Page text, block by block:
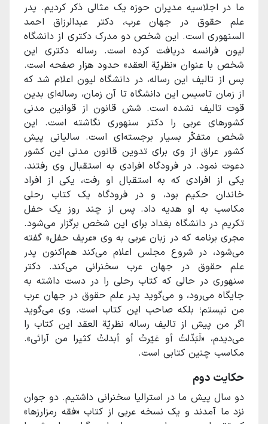
ما در اجلاسیه مدیران حوزه یک مثالی ذکر کردیم. پدر
علم حقوق در جهان عرب، دکتر عبدالرزاق احمد
السنهوری است. این شخص دو مدرک دکتری از دانشگاه
لیون فرانسه دریافت کرده است. رساله دکتری این
شخص با عنوان «نظریّة العقد» حدود هزار صفحه است.
پس از تالیف این رساله، در دانشگاه لیون اعلام شد که
از زمان تاسیس این دانشگاه تا آن زمان، رساله‌ای بدین
قوت تالیف نشده است. شش قانون از قوانین مدنی
کشورهای عربی را دکتر سنهوری نگاشته است. این
شخص متفکّر بسیار برجسته‌ای است. سالیانی پیش
کشور عراق از وی برای تدوین قانون مدنی این کشور
دعوت نمود. در فرودگاه افرادی به استقبال وی رفتند.
یکی از افرادی که به استقبال او رفت، یکی از افراد
خاندان حکیم بود، و در فرودگاه یک کتاب رحلی
مکاسب به او هدیه داد. پس از چند روز یک حفل
تکریم در دانشگاه بغداد برای این شخص برگزار می‌شود.
مجری برنامه که در زبان عربی به وی «عریف حفل» گفته
می‌شود، در شروع مجلس اعلام می‌کند هم‌اکنون پدر
علم حقوق در جهان عرب سخنرانی می‌کند. دکتر
سنهوری در حالی که کتاب رحلی را در دست داشته به
جایگاه می‌رود، و می‌گوید پدر علم حقوق در جهان عرب
من نیستم؛‌ بلکه صاحب این کتاب است. وی می‌گوید
اگر من پیش از تالیف رساله نظریّة العقد این کتاب را
می‌دیدم، «لَبَدّلتُ أو غیّرتُ أو أبدلتُ کثیرا من آرائی».
مکاسب چنین کتابی است.
حکایت دوم
دو سال پیش ما در استرالیا سخنرانی داشتیم. دو جوان
نزد ما آمدند و یک نسخه عربی از کتاب «فقه رمزارزها»